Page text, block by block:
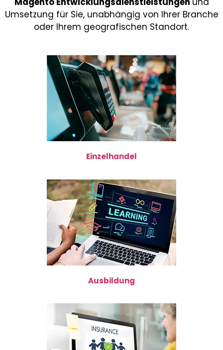
Umsetzung für Sie, unabhängig von Ihrer Branche
oder Ihrem geografischen Standort.
Einzelhandel
Ausbildung